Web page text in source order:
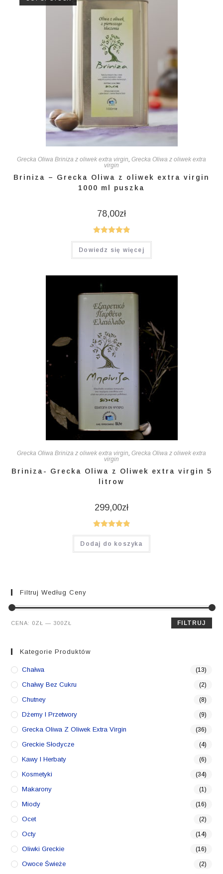
Grecka Oliwa Briniza z oliwek extra virgin Grecka Oliwa z oliwek extra
virgin
Briniza – Grecka Oliwa z oliwek extra virgin
1000 ml puszka
78,00zł
Oceniono
4.92 na 5
Dowiedz się więcej
Grecka Oliwa Briniza z oliwek extra virgin Grecka Oliwa z oliwek extra
virgin
Briniza- Grecka Oliwa z Oliwek extra virgin 5
litrow
299,00zł
Oceniono
4.93na 5
Dodaj do koszyka
Filtruj Według Ceny
Cena
Cena
FILTRUJ
CENA: 0ZŁ — 300ZŁ
Kategorie Produktów
Chałwa (13)
Chałwy Bez Cukru (2)
Chutney (8)
Dżemy I Przetwory (9)
Grecka Oliwa Z Oliwek Extra Virgin (36)
Greckie Słodycze (4)
Kawy I Herbaty (6)
Kosmetyki (34)
Makarony (1)
Miody (16)
Ocet (2)
Octy (14)
Oliwki Greckie (16)
Owoce Świeże (2)